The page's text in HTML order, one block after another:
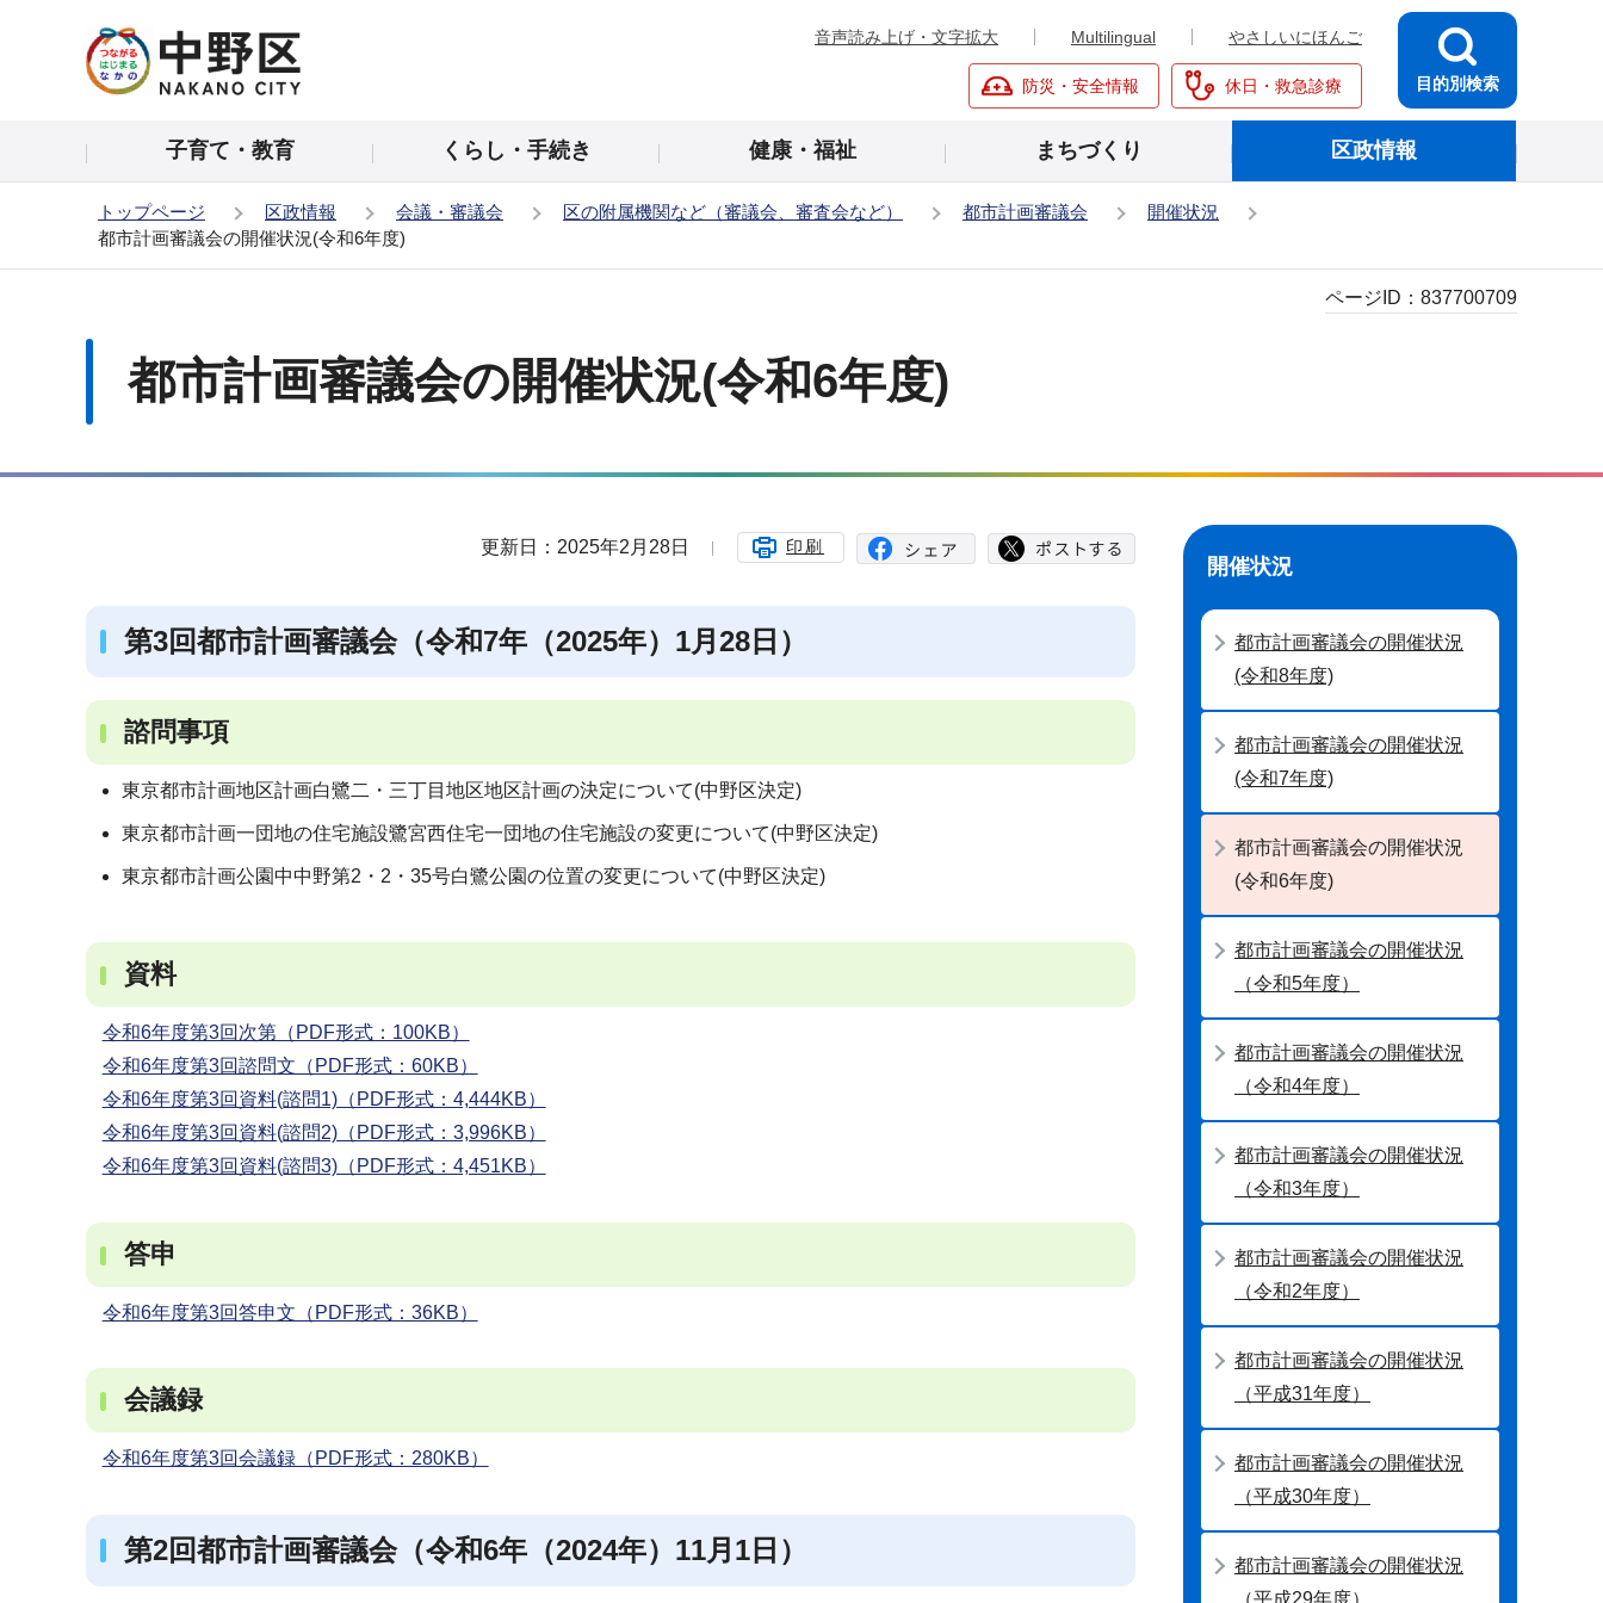
の
音声読み上げ・文字拡大 Multilingual やさしいにほんご
防災・安全情報 休日・救急診療 目的別検索
子育て・教育 くらし・手続き 健康・福祉 まちづくり 区政情報
トップページ 区政情報 会議・審議会 区の附属機関など（審議会、審査会など） 都市計画審議会
開催状況
都市計画審議会の開催状況(令和6年度)
都市計画審議会の開催状況(令和6年度)
ページID： 837700709
更新日：2025年2月28日 印刷
第3回都市計画審議会（令和7年（2025年）1月28日）
諮問事項
東京都市計画地区計画白鷺二・三丁目地区地区計画の決定について(中野区決定)
東京都市計画一団地の住宅施設鷺宮西住宅一団地の住宅施設の変更について(中野区決定)
東京都市計画公園中中野第2・2・35号白鷺公園の位置の変更について(中野区決定)
資料
令和6年度第3回次第（PDF形式：100KB）
令和6年度第3回諮問文（PDF形式：60KB）
令和6年度第3回資料(諮問1)（PDF形式：4,444KB）
令和6年度第3回資料(諮問2)（PDF形式：3,996KB）
令和6年度第3回資料(諮問3)（PDF形式：4,451KB）
答申
令和6年度第3回答申文（PDF形式：36KB）
会議録
令和6年度第3回会議録（PDF形式：280KB）
第2回都市計画審議会（令和6年（2024年）11月1日）
ー
シ
こ
こ
ら
開催状況
都市計画審議会の開催状況
(令和8年度)
都市計画審議会の開催状況
(令和7年度)
都市計画審議会の開催状況
(令和6年度)
都市計画審議会の開催状況
（令和5年度）
都市計画審議会の開催状況
（令和4年度）
都市計画審議会の開催状況
（令和3年度）
都市計画審議会の開催状況
（令和2年度）
都市計画審議会の開催状況
（平成31年度）
都市計画審議会の開催状況
（平成30年度）
都市計画審議会の開催状況
（平成29年度）